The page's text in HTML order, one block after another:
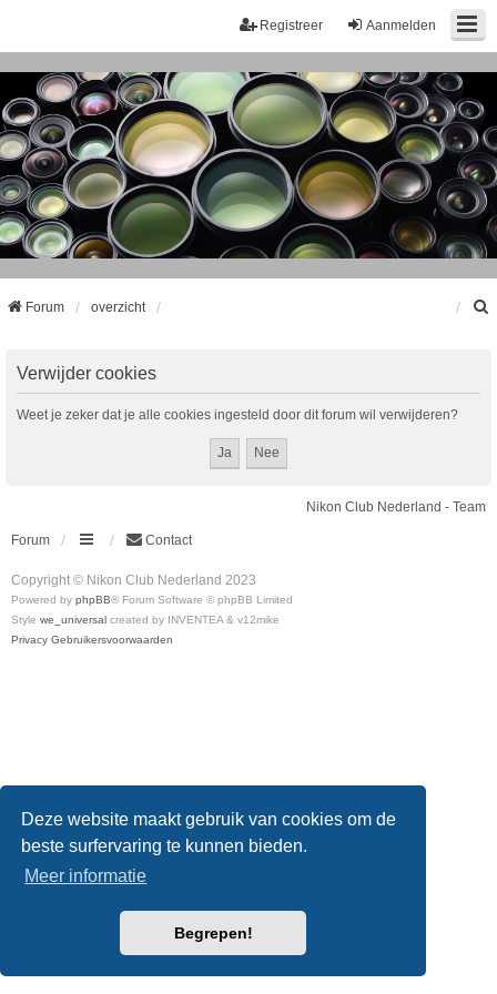
Deze website maakt gebruik van cookies om de
beste surfervaring te kunnen bieden.
Meer informatie
Begrepen!
Aanmelden
Registreer
Forum overzicht
Verwijder cookies
Weet je zeker dat je alle cookies ingesteld door dit forum wil verwijderen?
Nikon Club Nederland - Team
Forum Contact
Copyright © Nikon Club Nederland 2023
Powered by phpBB® Forum Software © phpBB Limited
Style we_universal created by INVENTEA & v12mike
Privacy Gebruikersvoorwaarden